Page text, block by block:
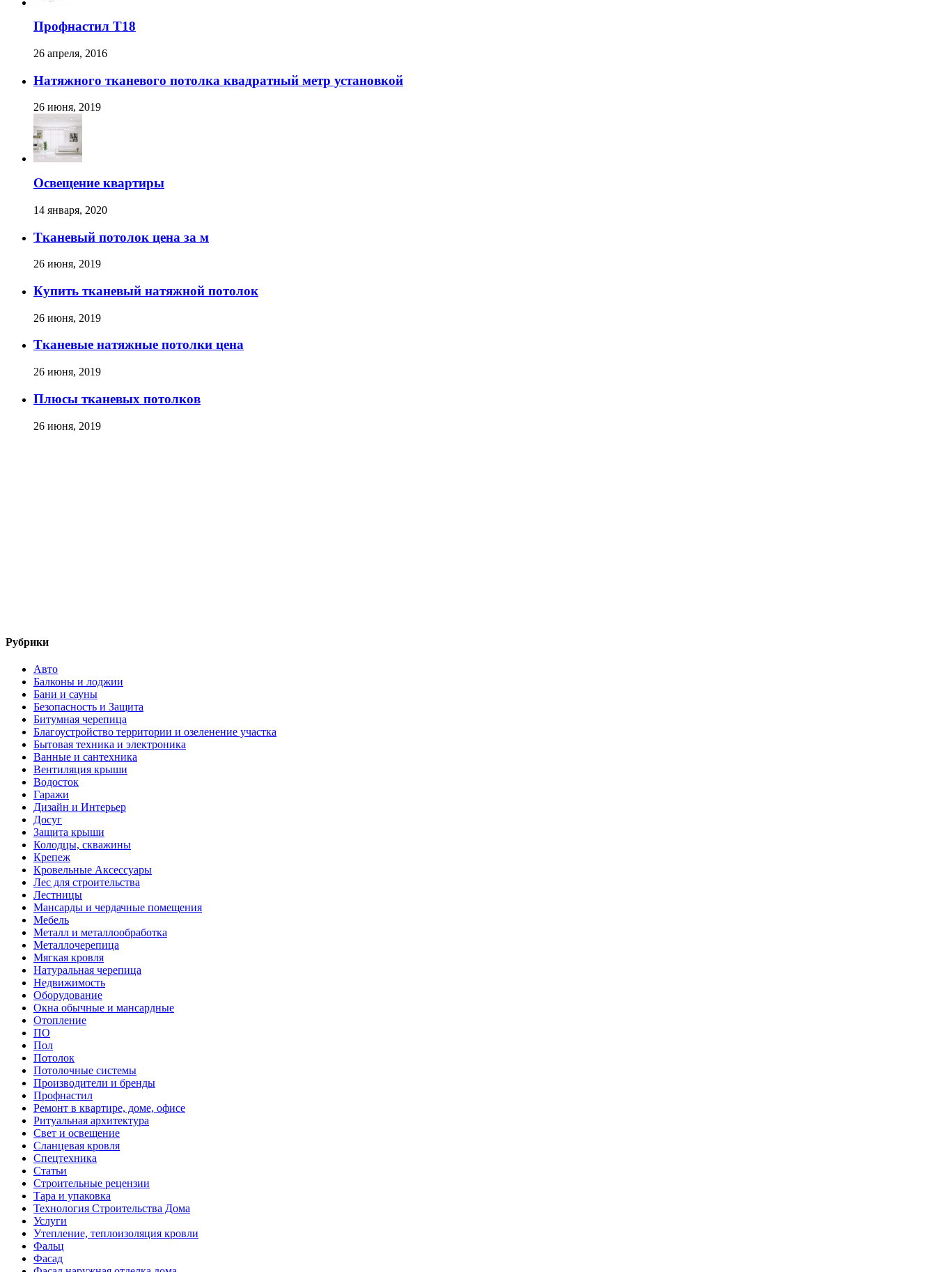
Профнастил T18
26 апреля, 2016
Натяжного тканевого потолка квадратный метр установкой
26 июня, 2019
Освещение квартиры
14 января, 2020
Тканевый потолок цена за м
26 июня, 2019
Купить тканевый натяжной потолок
26 июня, 2019
Тканевые натяжные потолки цена
26 июня, 2019
Плюсы тканевых потолков
26 июня, 2019
Рубрики
Авто
Балконы и лоджии
Бани и сауны
Безопасность и Защита
Битумная черепица
Благоустройство территории и озеленение участка
Бытовая техника и электроника
Ванные и сантехника
Вентиляция крыши
Водосток
Гаражи
Дизайн и Интерьер
Досуг
Защита крыши
Колодцы, скважины
Крепеж
Кровельные Аксессуары
Лес для строительства
Лестницы
Мансарды и чердачные помещения
Мебель
Металл и металлообработка
Металлочерепица
Мягкая кровля
Натуральная черепица
Недвижимость
Оборудование
Окна обычные и мансардные
Отопление
ПО
Пол
Потолок
Потолочные системы
Производители и бренды
Профнастил
Ремонт в квартире, доме, офисе
Ритуальная архитектура
Свет и освещение
Сланцевая кровля
Спецтехника
Статьи
Строительные рецензии
Тара и упаковка
Технология Строительства Дома
Услуги
Утепление, теплоизоляция кровли
Фальц
Фасад